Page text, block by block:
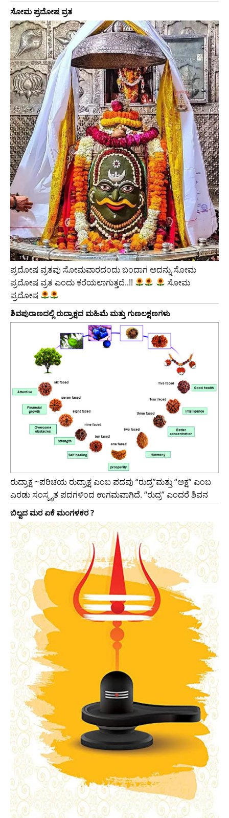
ಸೋಮ ಪ್ರದೋಷ ವ್ರತ
ಪ್ರದೋಷ ವ್ರತವು ಸೋಮವಾರದಂದು ಬಂದಾಗ ಅದನ್ನು ಸೋಮ
ಪ್ರದೋಷ ವ್ರತ ಎಂದು ಕರೆಯಲಾಗುತ್ತದೆ..!!
ಸೋಮ
ಪ್ರದೋಷ
ಶಿವಪುರಾಣದಲ್ಲಿ ರುದ್ರಾಕ್ಷದ ಮಹಿಮೆ ಮತ್ತು ಗುಣಲಕ್ಷಣಗಳು
ರುದ್ರಾಕ್ಷ ~ಪರಿಚಯ ರುದ್ರಾಕ್ಷ ಎಂಬ ಪದವು “ರುದ್ರ”ಮತ್ತು “ಅಕ್ಷ” ಎಂಬ
ಎರಡು ಸಂಸ್ಕೃತ ಪದಗಳಿಂದ ಉಗಮವಾಗಿದೆ. “ರುದ್ರ” ಎಂದರೆ ಶಿವನ
ಬಿಲ್ವದ ಮರ ಏಕೆ ಮಂಗಳಕರ ?